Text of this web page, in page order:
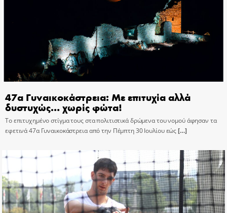
47α Γυναικοκάστρεια: Με επιτυχία αλλά
δυστυχώς… χωρίς φώτα!
Το επιτυχημένο στίγμα τους στα πολιτιστικά δρώμενα του νομού άφησαν τα
εφετινά 47α Γυναικοκάστρεια από την Πέμπτη 30 Ιουλίου εώς[…]